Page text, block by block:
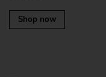
Shop now